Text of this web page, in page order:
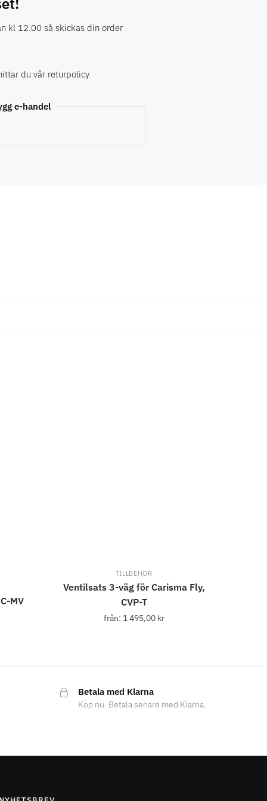
kl 12.00 så skickas din order
du vår returpolicy
e-handel
MV
TILLBEHÖR
Ventilsats 3-väg för Carisma Fly,
CVP-T
från: 1 495,00 kr
Betala med Klarna
Köp nu. Betala senare med Klarna.